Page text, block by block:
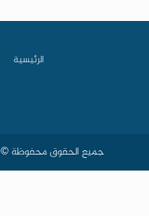
الرئيسية
جميع الحقوق محفوظة © 2026 السوري اليوم | صنع بـ